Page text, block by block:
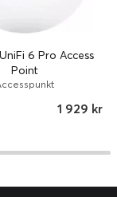
6 Pro Access
Point
1 929 kr